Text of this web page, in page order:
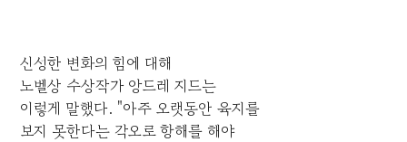
신성한 변화의 힘에 대해
노벨상 수상작가 앙드레 지드는
이렇게 말했다. "아주 오랫동안 육지를
보지 못한다는 각오로 항해를 해야